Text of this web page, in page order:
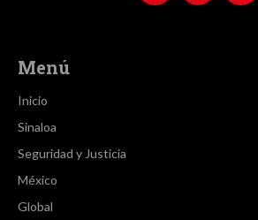
Menú
Inicio
Sinaloa
Seguridad y Justicia
México
Global